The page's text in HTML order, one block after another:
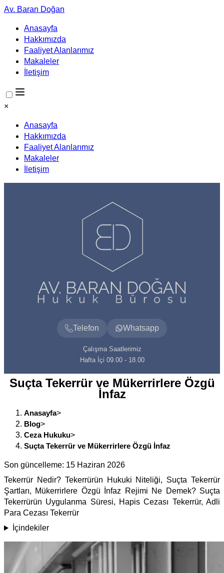
Av. Baran Doğan
Anasayfa
Hakkımızda
Faaliyet Alanlarımız
Makaleler
İletişim
×
Anasayfa
Hakkımızda
Faaliyet Alanlarımız
Makaleler
İletişim
Telefon Whatsapp
Çalışma Saatlerimiz
Hafta İçi 09.00 - 18.00
Suçta Tekerrür ve Mükerrirlere Özgü
İnfaz
Anasayfa>
Blog>
Ceza Hukuku>
Suçta Tekerrür ve Mükerrirlere Özgü İnfaz
Son güncelleme: 15 Haziran 2026
Tekerrür Nedir? Tekerrürün Hukuki Niteliği, Suçta Tekerrür
Şartları, Mükerrirlere Özgü İnfaz Rejimi Ne Demek? Suçta
Tekerrürün Uygulanma Süresi, Hapis Cezası Tekerrür, Adli
Para Cezası Tekerrür
İçindekiler